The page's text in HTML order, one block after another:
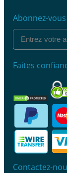
Abonnez-
Faites
Contactez-